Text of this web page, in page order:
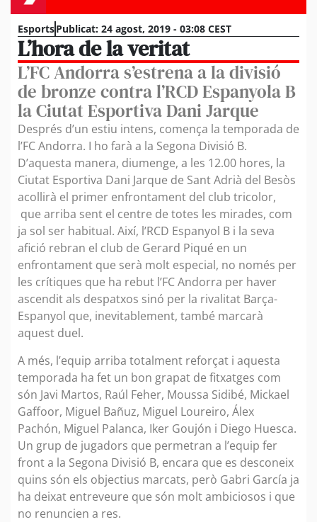
EsportsPublicat: 24 agost, 2019 - 03:08 CEST
L’hora de la veritat
L’FC Andorra s’estrena a la divisió
de bronze contra l’RCD Espanyola B
la Ciutat Esportiva Dani Jarque
Després d’un estiu intens, comença la temporada de
l’FC Andorra. I ho farà a la Segona Divisió B.
D’aquesta manera, diumenge, a les 12.00 hores, la
Ciutat Esportiva Dani Jarque de Sant Adrià del Besòs
acollirà el primer enfrontament del club tricolor,
que arriba sent el centre de totes les mirades, com
ja sol ser habitual. Així, l’RCD Espanyol B i la seva
afició rebran el club de Gerard Piqué en un
enfrontament que serà molt especial, no només per
les crítiques que ha rebut l’FC Andorra per haver
ascendit als despatxos sinó per la rivalitat Barça-
Espanyol que, inevitablement, també marcarà
aquest duel.
A més, l’equip arriba totalment reforçat i aquesta
temporada ha fet un bon grapat de fitxatges com
són Javi Martos, Raúl Feher, Moussa Sidibé, Mickael
Gaffoor, Miguel Bañuz, Miguel Loureiro, Álex
Pachón, Miguel Palanca, Iker Goujón i Diego Huesca.
Un grup de jugadors que permetran a l’equip fer
front a la Segona Divisió B, encara que es desconeix
quins són els objectius marcats, però Gabri García ja
ha deixat entreveure que són molt ambiciosos i que
no renuncien a res.